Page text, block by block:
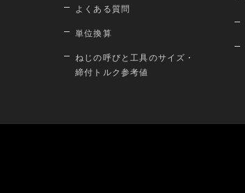
よくある質問
単位換算
ねじの呼びと工具のサイズ・
締付トルク参考値